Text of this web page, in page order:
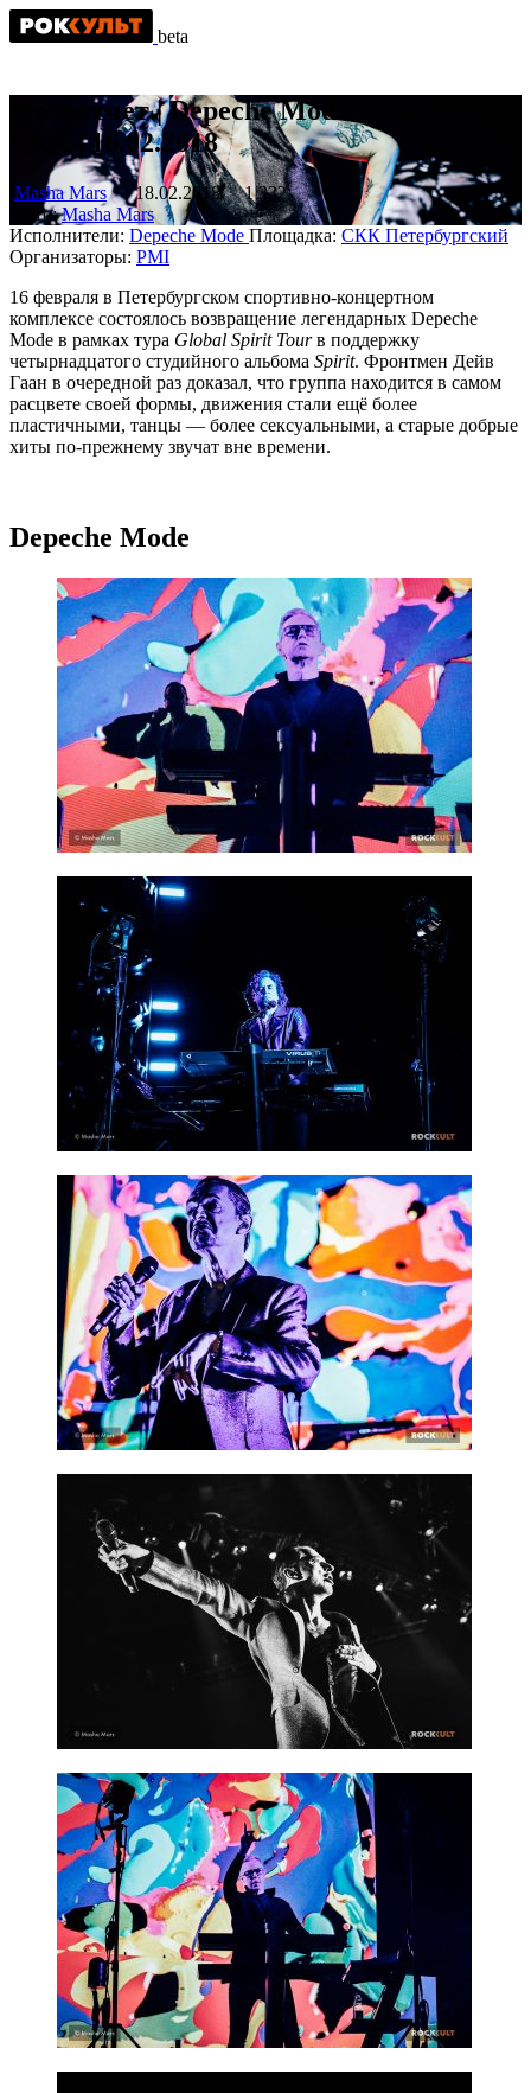
beta
Фотоотчет | Depeche Mode в Питере |
СКК | 16.02.2018
Masha Mars 18.02.2018
1 332
Фото:Masha Mars
Исполнители: Depeche Mode Площадка: СКК Петербургский
Организаторы: PMI
16 февраля в Петербургском спортивно-концертном
комплексе состоялось возвращение легендарных Depeche
Mode в рамках тура Global Spirit Tourв поддержку
четырнадцатого студийного альбома Spirit. Фронтмен Дейв
Гаан в очередной раз доказал, что группа находится в самом
расцвете своей формы, движения стали ещё более
пластичными, танцы — более сексуальными, а старые добрые
хиты по-прежнему звучат вне времени.
Depeche Mode